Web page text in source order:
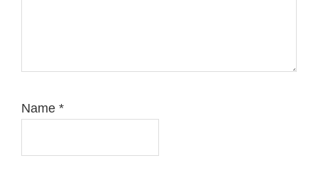
Name *